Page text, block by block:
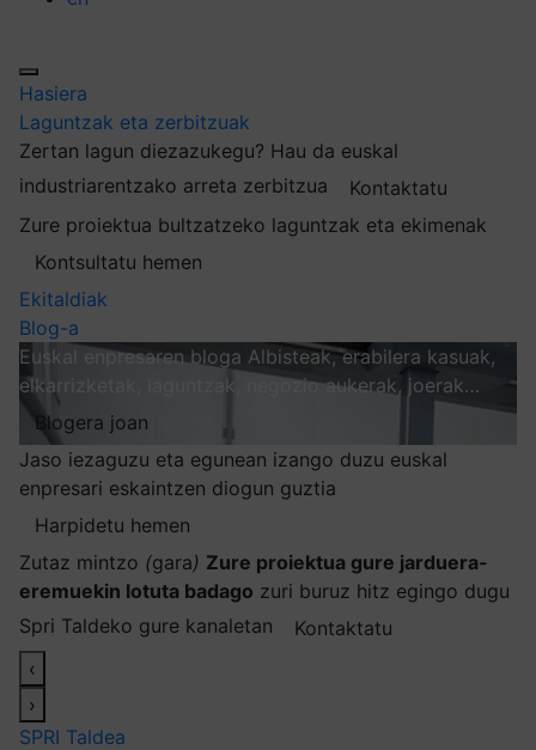
Hasiera
Laguntzak eta zerbitzuak
Zertan lagun diezazukegu? Hau da euskal
industriarentzako arreta zerbitzua
Kontaktatu
Zure proiektua bultzatzeko laguntzak eta ekimenak
Kontsultatu hemen
Ekitaldiak
Blog-a
Euskal enpresaren bloga Albisteak, erabilera kasuak,
elkarrizketak, laguntzak, negozio aukerak, joerak…
Blogera joan
Jaso iezaguzu eta egunean izango duzu euskal
enpresari eskaintzen diogun guztia
Harpidetu hemen
Zutaz mintzo (gara) Zure proiektua gure jarduera-
eremuekin lotuta badago zuri buruz hitz egingo dugu
Spri Taldeko gure kanaletan
Kontaktatu
‹
›
SPRI Taldea